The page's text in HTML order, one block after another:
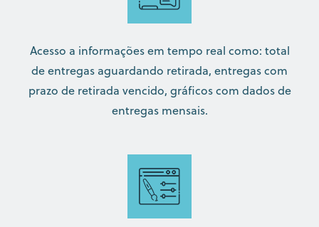
Acesso a informações em tempo real como: total
de entregas aguardando retirada, entregas com
prazo de retirada vencido, gráficos com dados de
entregas mensais.